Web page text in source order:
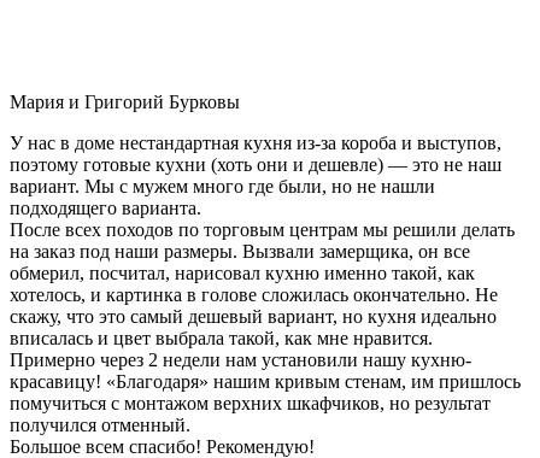
Мария и Григорий Бурковы
У нас в доме нестандартная кухня из-за короба и выступов,
поэтому готовые кухни (хоть они и дешевле) — это не наш
вариант. Мы с мужем много где были, но не нашли
подходящего варианта.
После всех походов по торговым центрам мы решили делать
на заказ под наши размеры. Вызвали замерщика, он все
обмерил, посчитал, нарисовал кухню именно такой, как
хотелось, и картинка в голове сложилась окончательно. Не
скажу, что это самый дешевый вариант, но кухня идеально
вписалась и цвет выбрала такой, как мне нравится.
Примерно через 2 недели нам установили нашу кухню-
красавицу! «Благодаря» нашим кривым стенам, им пришлось
помучиться с монтажом верхних шкафчиков, но результат
получился отменный.
Большое всем спасибо! Рекомендую!